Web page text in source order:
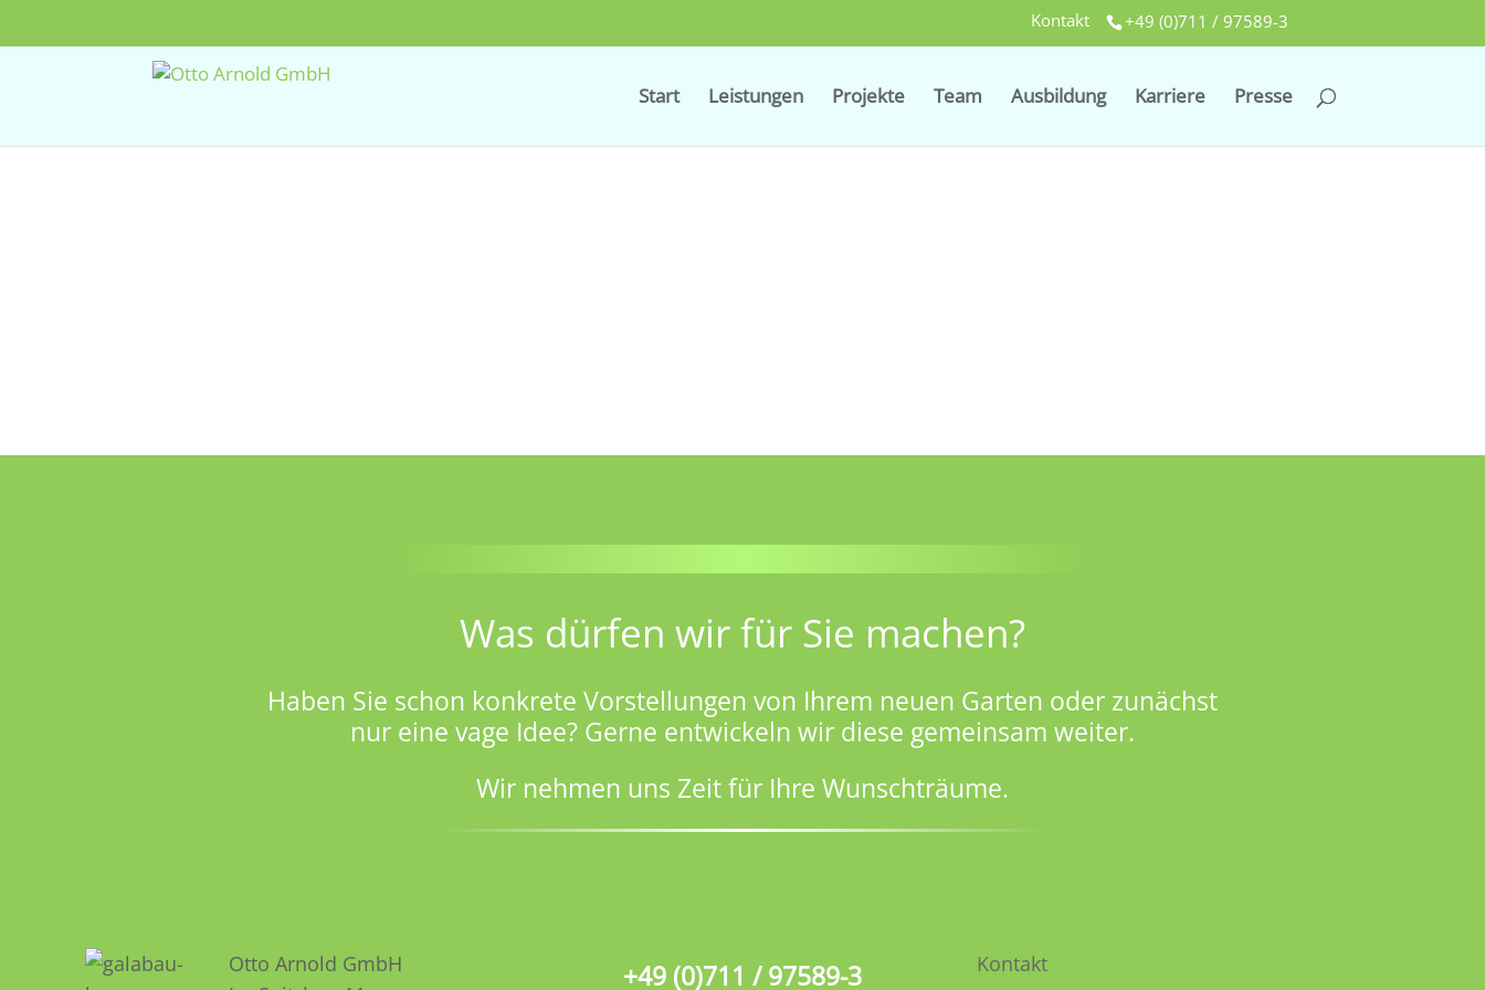
+49 (0)711 / 97589-3
Kontakt
Start Leistungen Projekte Team Ausbildung Karriere Presse
Was dürfen wir für Sie machen?
Haben Sie schon konkrete Vorstellungen von Ihrem neuen Garten oder zunächst
nur eine vage Idee? Gerne entwickeln wir diese gemeinsam weiter.
Wir nehmen uns Zeit für Ihre Wunschträume.
Otto Arnold GmbH
+49 (0)711 / 97589-3 Kontakt